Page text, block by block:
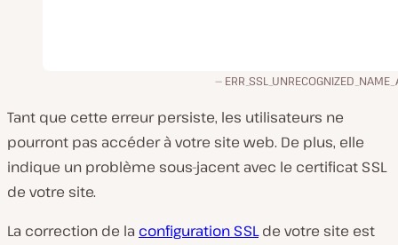
Tant que cette erreur persiste, les utilisateurs ne
pourront pas accéder à votre site web. De plus, elle
indique un problème sous-jacent avec le certificat SSL
de votre site.
La correction de la configuration SSLde votre site est